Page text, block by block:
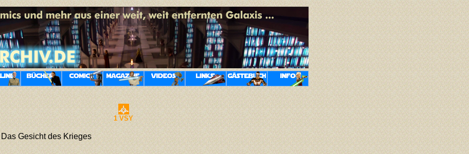
1 VSY
Das Gesicht des Krieges